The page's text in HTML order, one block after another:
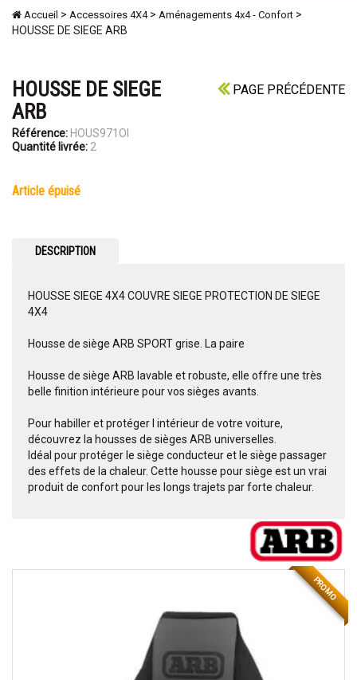
Accueil > Accessoires 4X4> Aménagements 4x4 - Confort >
HOUSSE DE SIEGE ARB
PAGE PRÉCÉDENTE
HOUSSE DE SIEGE
ARB
Référence: HOUS971OI
Quantité livrée: 2
article épuisé
DESCRIPTION
HOUSSE SIEGE 4X4 COUVRE SIEGE PROTECTION DE SIEGE
4X4
Housse de siège ARB SPORT grise. La paire
Housse de siège ARB lavable et robuste, elle offre une très
belle finition intérieure pour vos sièges avants.
Pour habiller et protéger l intérieur de votre voiture,
découvrez la housses de sièges ARB universelles.
Idéal pour protéger le siège conducteur et le siège passager
des effets de la chaleur. Cette housse pour siège est un vrai
produit de confort pour les longs trajets par forte chaleur.
PROMO